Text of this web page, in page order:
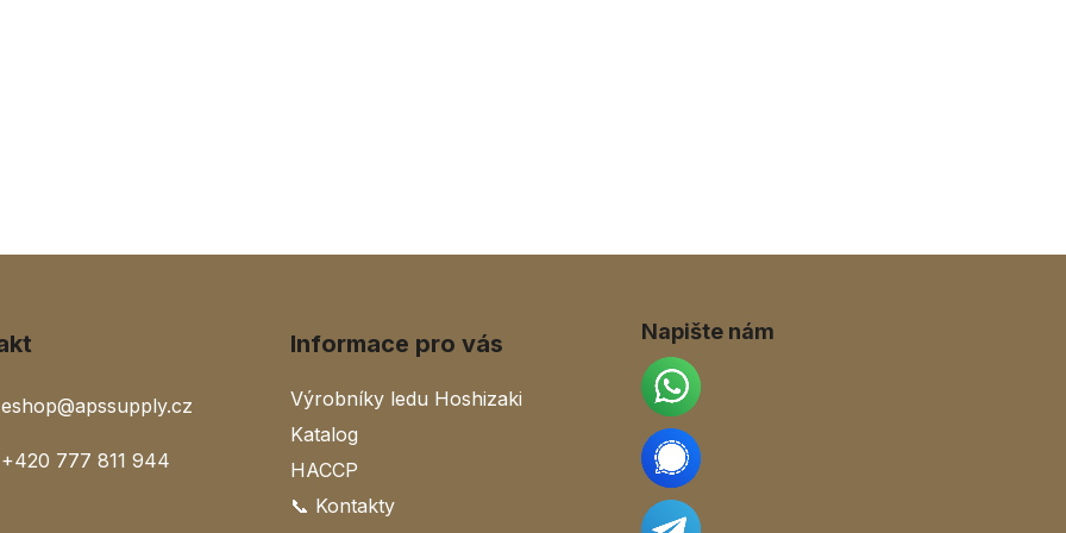
eshop@apssupply.cz
+420 777 811 944
Informace pro vás
Výrobníky ledu Hoshizaki
Katalog
HACCP
📞 Kontakty
Napište nám